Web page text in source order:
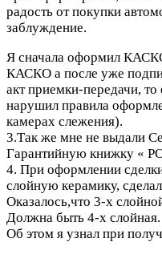
радость от покупки
заблуждение.
Я сначала оформил
КАСКО а после уже
акт приемки-передачи,
нарушил правила
камерах слежения).
3.Так же мне не выдали
Гарантийную книжку «
4. При оформлении
слойную керамику,
Оказалось,что 3-х
Должна быть 4-х слойная.
Об этом я узнал при